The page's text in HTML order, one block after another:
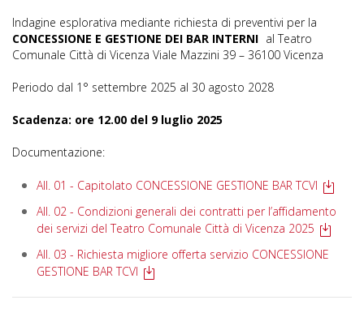
Indagine esplorativa mediante richiesta di preventivi per la
CONCESSIONE E GESTIONE DEI BAR INTERNI al Teatro
Comunale Città di Vicenza Viale Mazzini 39 – 36100 Vicenza
Periodo dal 1° settembre 2025 al 30 agosto 2028
Scadenza: ore 12.00 del 9 luglio 2025
Documentazione:
All. 01 - Capitolato CONCESSIONE GESTIONE BAR TCVI
All. 02 - Condizioni generali dei contratti per l’affidamento
dei servizi del Teatro Comunale Città di Vicenza 2025
All. 03 - Richiesta migliore offerta servizio CONCESSIONE
GESTIONE BAR TCVI